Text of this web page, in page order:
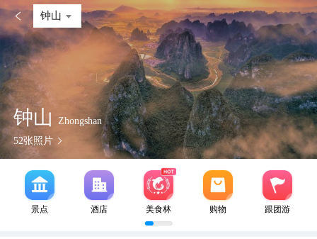
 钟山
钟山
Zhongshan
52张照片
景点 酒店 美食林 购物 跟团游